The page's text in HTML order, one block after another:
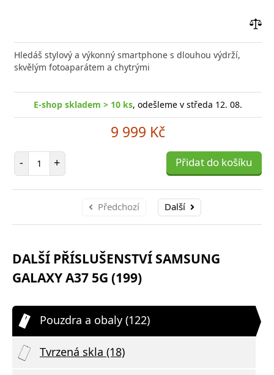
Hledáš stylový a výkonný smartphone s dlouhou výdrží,
skvělým fotoaparátem a chytrými
E-shop skladem > 10 ks, odešleme v středa 12. 08.
9 999 Kč
- Počet položek
+ Přidat do košíku
Předchozí Další
DALŠÍ PŘÍSLUŠENSTVÍ SAMSUNG
GALAXY A37 5G (199)
Pouzdra a obaly (122)
Tvrzená skla (18)